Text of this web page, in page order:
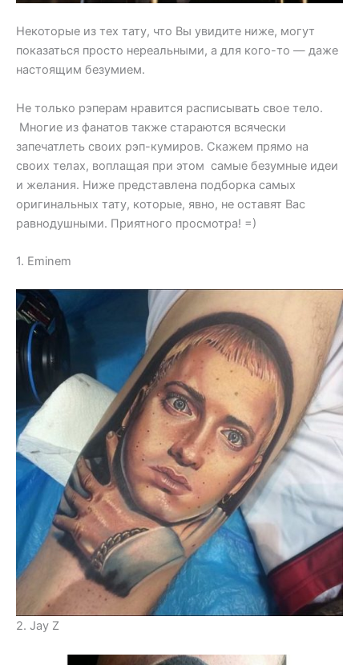
Некоторые из тех тату, что Вы увидите ниже, могут
показаться просто нереальными, а для кого-то — даже
настоящим безумием.
Не только рэперам нравится расписывать свое тело.
Многие из фанатов также стараются всячески
запечатлеть своих рэп-кумиров. Скажем прямо на
своих телах, воплащая при этом самые безумные идеи
и желания. Ниже представлена подборка самых
оригинальных тату, которые, явно, не оставят Вас
равнодушными. Приятного просмотра! =)
1. Eminem
2. Jay Z